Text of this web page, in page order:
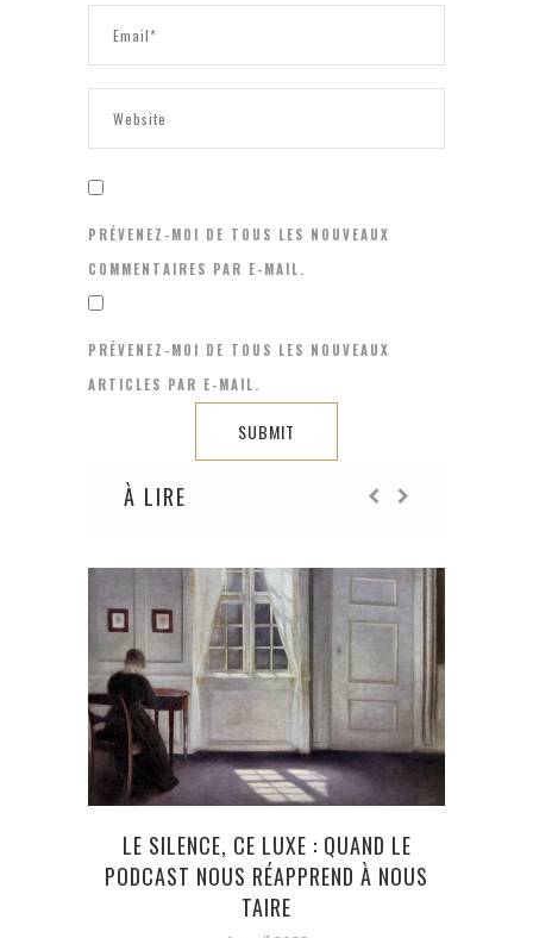
PRÉVENEZ-MOI DE TOUS LES NOUVEAUX
COMMENTAIRES PAR E-MAIL.
PRÉVENEZ-MOI DE TOUS LES NOUVEAUX
ARTICLES PAR E-MAIL.
À LIRE
LE SILENCE, CE LUXE : QUAND LE
PODCAST NOUS RÉAPPREND À NOUS
TAIRE